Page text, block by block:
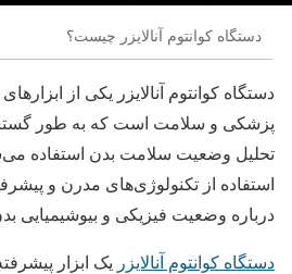
دستگاه کوانتوم آنالایزر چیست؟
دستگاه کوانتوم آنالایزر یکی از
پزشکی و سلامت است که به طور
تحلیل وضعیت سلامت بدن استفاده
استفاده از تکنولوژی‌های مدرن و
درباره وضعیت فیزیکی و بیوشیمیایی
دستگاه کوانتوم آنالایزر یک ابزار